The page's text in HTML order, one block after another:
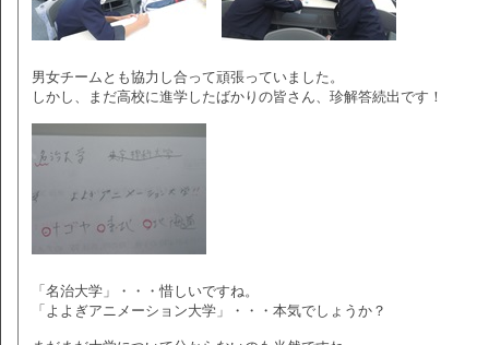
男女チームとも協力し合って頑張っていました。
しかし、まだ高校に進学したばかりの皆さん、珍解答続出です！
「名治大学」・・・惜しいですね。
「よよぎアニメーション大学」・・・本気でしょうか？